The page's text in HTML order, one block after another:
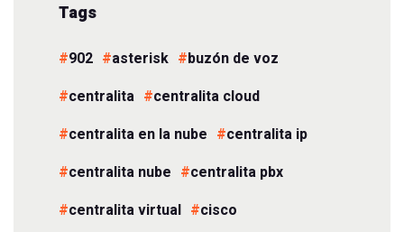
Tags
902 asterisk
buzón de voz
centralita
centralita cloud
centralita en la nube
centralita ip
centralita nube
centralita pbx
centralita virtual
cisco